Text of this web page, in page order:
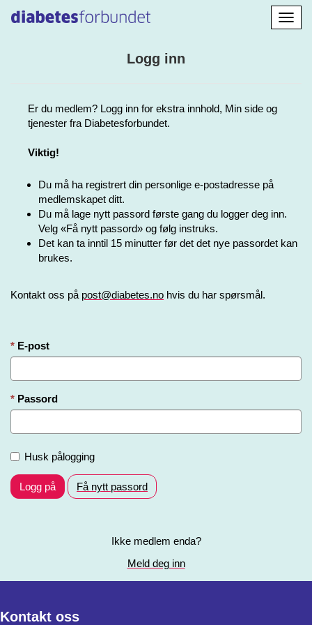
Logg inn
Er du medlem? Logg inn for ekstra innhold, Min side og
tjenester fra Diabetesforbundet.
Viktig!
Du må ha registrert din personlige e-postadresse på
medlemskapet ditt.
Du må lage nytt passord første gang du logger deg inn.
Velg «Få nytt passord» og følg instruks.
Det kan ta inntil 15 minutter før det det nye passordet kan
brukes.
Kontakt oss på post@diabetes.no hvis du har spørsmål.
E-post
Passord
Husk pålogging
Logg på Få nytt passord
Ikke medlem enda?
Meld deg inn
Kontakt oss